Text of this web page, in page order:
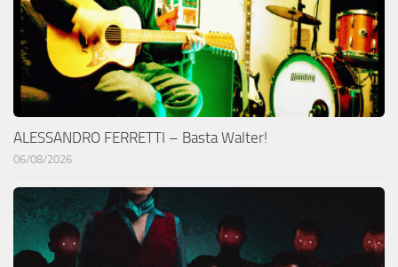
ALESSANDRO FERRETTI – Basta Walter!
06/08/2026